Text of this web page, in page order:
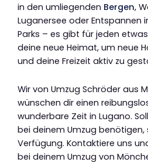
in den umliegenden Bergen,
Luganersee oder Entspannen
Parks – es gibt für jeden
deine neue Heimat, um neue
und deine Freizeit aktiv zu
Wir von Umzug Schröder aus
wünschen dir einen
wunderbare Zeit in Lugano.
bei deinem Umzug benötigen,
Verfügung. Kontaktiere uns
bei deinem Umzug von